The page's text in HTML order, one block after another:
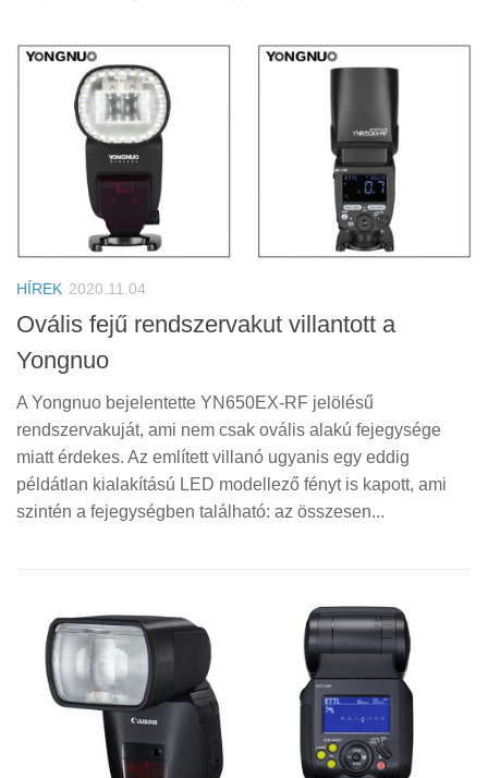
HÍREK 2020.11.04
Ovális fejű rendszervakut villantott a
Yongnuo
A Yongnuo bejelentette YN650EX-RF jelölésű
rendszervakuját, ami nem csak ovális alakú fejegysége
miatt érdekes. Az említett villanó ugyanis egy eddig
példátlan kialakítású LED modellező fényt is kapott, ami
szintén a fejegységben található: az összesen...